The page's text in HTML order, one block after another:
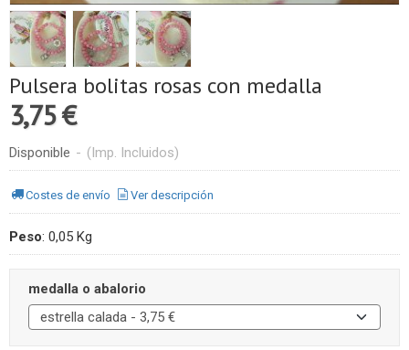
Pulsera bolitas rosas con medalla
3,75 €
Disponible - (Imp. Incluidos)
Costes de envío Ver descripción
Peso: 0,05 Kg
medalla o abalorio